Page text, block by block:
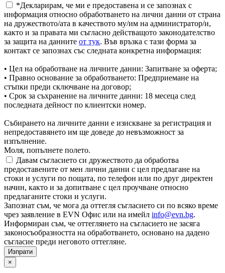
*Декларирам, че ми е предоставена и се запознах с
информация относно обработването на лични данни от страна
на дружеството/ата в качеството му/им на администратор/и,
както и за правата ми съгласно действащото законодателство
за защита на данните от тук. Във връзка с тази форма за
контакт се запознах със следната конкретна информация:
• Цел на обработване на личните данни: Запитване за оферта;
• Правно основание за обработването: Предприемане на
стъпки преди сключване на договор;
• Срок за съхранение на личните данни: 18 месеца след
последната дейност по клиентски номер.
Събирането на личните данни е изискване за регистрация и
непредоставянето им ще доведе до невъзможност за
изпълнение.
Моля, попълнете полето.
Давам съгласието си дружеството да обработва
предоставените от мен лични данни с цел предлагане на
стоки и услуги по пощата, по телефон или по друг директен
начин, както и за допитване с цел проучване относно
предлаганите стоки и услуги.
Запознат съм, че мога да оттегля съгласието си по всяко време
чрез заявление в EVN Офис или на имейл info@evn.bg.
Информиран съм, че оттеглянето на съгласието не засяга
законосъобразността на обработването, основано на дадено
съгласие преди неговото оттегляне.
×